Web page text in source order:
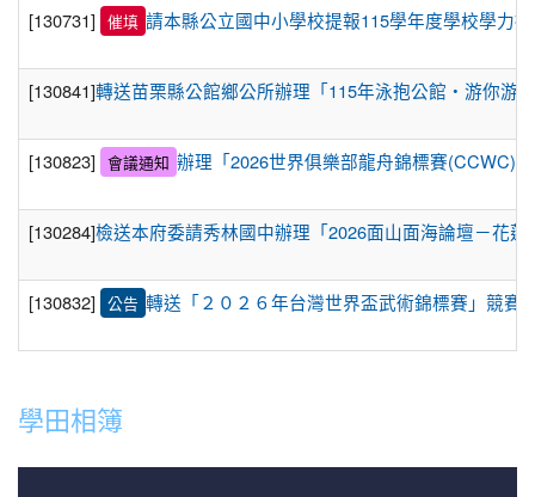
[130731] 催填 請本縣公立國中小學校提報115學年度學校學力
[130841]轉送苗栗縣公館鄉公所辦理「115年泳抱公館・游你游
[130823] 會議通知 辦理「2026世界俱樂部龍舟錦標賽(CCWC)
[130284]檢送本府委請秀林國中辦理「2026面山面海論壇－花
[130832] 公告 轉送「２０２６年台灣世界盃武術錦標賽」競賽
學田相簿